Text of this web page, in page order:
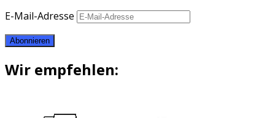
E-Mail-Adresse
Abonnieren
Wir empfehlen: